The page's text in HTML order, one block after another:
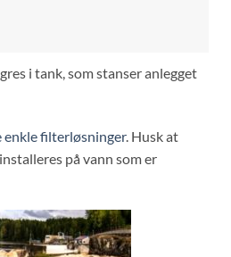
i tank, som stanser anlegget
filterløsninger. Husk at
på vann som er